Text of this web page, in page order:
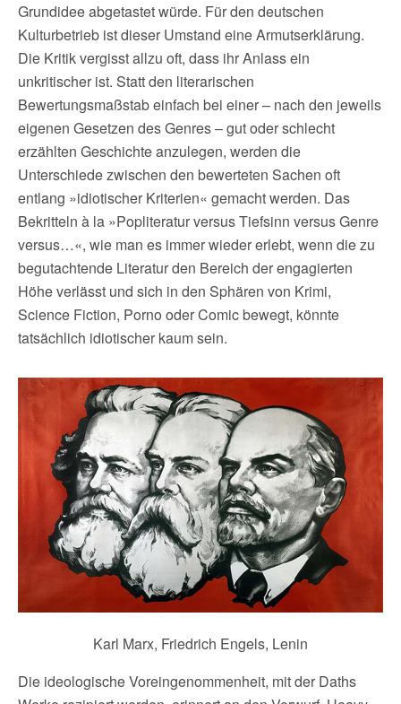
Grundidee abgetastet würde. Für den deutschen
Kulturbetrieb ist dieser Umstand eine Armutserklärung.
Die Kritik vergisst allzu oft, dass ihr Anlass ein
unkritischer ist. Statt den literarischen
Bewertungsmaßstab einfach bei einer – nach den jeweils
eigenen Gesetzen des Genres – gut oder schlecht
erzählten Geschichte anzulegen, werden die
Unterschiede zwischen den bewerteten Sachen oft
entlang »idiotischer Kriterien« gemacht werden. Das
Bekritteln à la »Popliteratur versus Tiefsinn versus Genre
versus…«, wie man es immer wieder erlebt, wenn die zu
begutachtende Literatur den Bereich der engagierten
Höhe verlässt und sich in den Sphären von Krimi,
Science Fiction, Porno oder Comic bewegt, könnte
tatsächlich idiotischer kaum sein.
Karl Marx, Friedrich Engels, Lenin
Die ideologische Voreingenommenheit, mit der Daths